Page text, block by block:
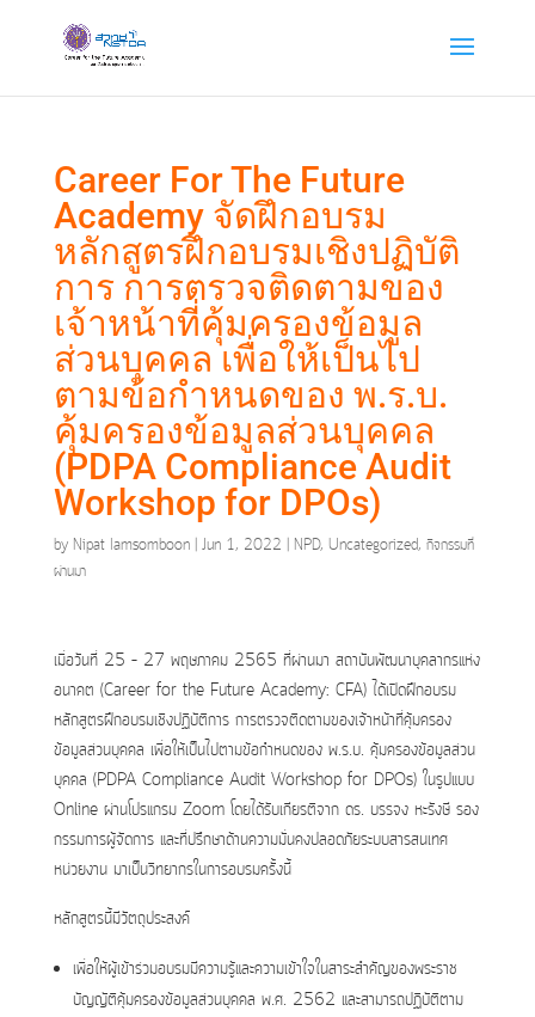
Career For The Future
Academy จัดฝึกอบรม
หลักสูตรฝึกอบรมเชิงปฏิบัติ
การ การตรวจติดตามของ
เจ้าหน้าที่คุ้มครองข้อมูล
ส่วนบุคคล เพื่อให้เป็นไป
ตามข้อกำหนดของ พ.ร.บ.
คุ้มครองข้อมูลส่วนบุคคล
(PDPA Compliance Audit
Workshop for DPOs)
by Nipat Iamsomboon| Jun 1, 2022 | NPD, Uncategorized, กิจกรรมที่
ผ่านมา
เมื่อวันที่ 25 – 27 พฤษภาคม 2565 ที่ผ่านมา สถาบันพัฒนาบุคลากรแห่ง
อนาคต (Career for the Future Academy: CFA) ได้เปิดฝึกอบรม
หลักสูตรฝึกอบรมเชิงปฏิบัติการ การตรวจติดตามของเจ้าหน้าที่คุ้มครอง
ข้อมูลส่วนบุคคล เพื่อให้เป็นไปตามข้อกำหนดของ พ.ร.บ. คุ้มครองข้อมูลส่วน
บุคคล (PDPA Compliance Audit Workshop for DPOs) ในรูปแบบ
Online ผ่านโปรแกรม Zoom โดยได้รับเกียรติจาก ดร. บรรจง หะรังษี รอง
กรรมการผู้จัดการ และที่ปรึกษาด้านความมั่นคงปลอดภัยระบบสารสนเทศ
หน่วยงาน มาเป็นวิทยากรในการอบรมครั้งนี้
หลักสูตรนี้มีวัตถุประสงค์
เพื่อให้ผู้เข้าร่วมอบรมมีความรู้และความเข้าใจในสาระสำคัญของพระราช
บัญญัติคุ้มครองข้อมูลส่วนบุคคล พ.ศ. 2562 และสามารถปฏิบัติตาม